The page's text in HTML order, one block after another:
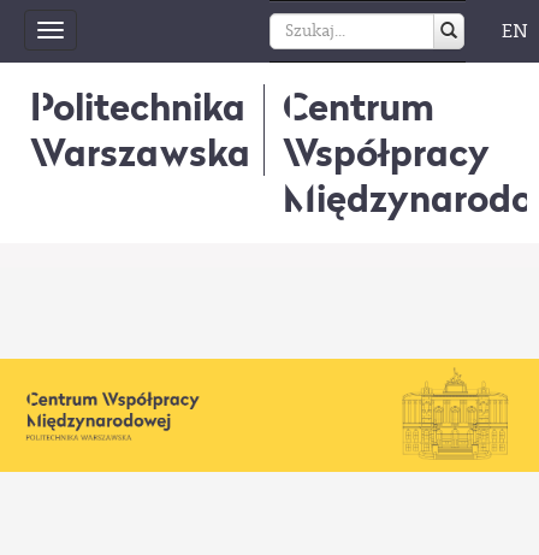
Toggle
navigation
EN
Politechnika
Warszawska
Centrum
Współpracy